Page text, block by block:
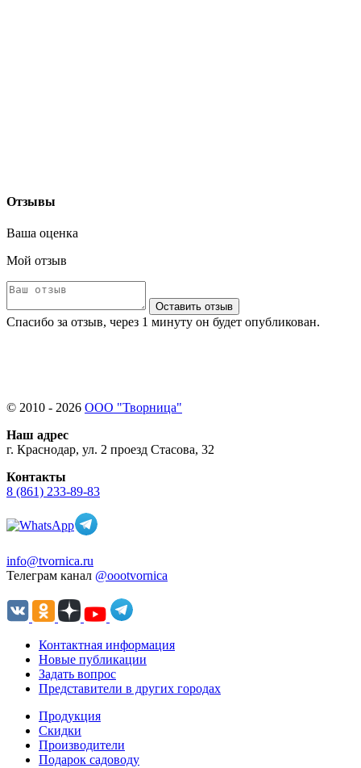
Отзывы
Ваша оценка
Мой отзыв
Оставить отзыв
Спасибо за отзыв, через 1 минуту он будет опубликован.
© 2010 - 2026 ООО "Творница"
Наш адрес
г. Краснодар, ул. 2 проезд Стасова, 32
Контакты
8 (861) 233-89-83
info@tvornica.ru
Телеграм канал @oootvornica
Контактная информация
Новые публикации
Задать вопрос
Представители в других городах
Продукция
Скидки
Производители
Подарок садоводу